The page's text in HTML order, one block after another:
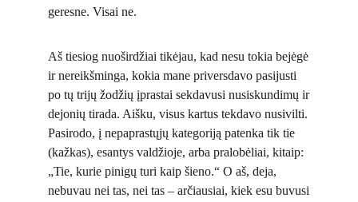
geresne. Visai ne.
Aš tiesiog nuoširdžiai tikėjau, kad nesu tokia bejėgė
ir nereikšminga, kokia mane priversdavo pasijusti
po tų trijų žodžių įprastai sekdavusi nusiskundimų ir
dejonių tirada. Aišku, visus kartus tekdavo nusivilti.
Pasirodo, į nepaprastųjų kategoriją patenka tik tie
(kažkas), esantys valdžioje, arba pralobėliai, kitaip:
„Tie, kurie pinigų turi kaip šieno.“ O aš, deja,
nebuvau nei tas, nei tas – arčiausiai, kiek esu buvusi